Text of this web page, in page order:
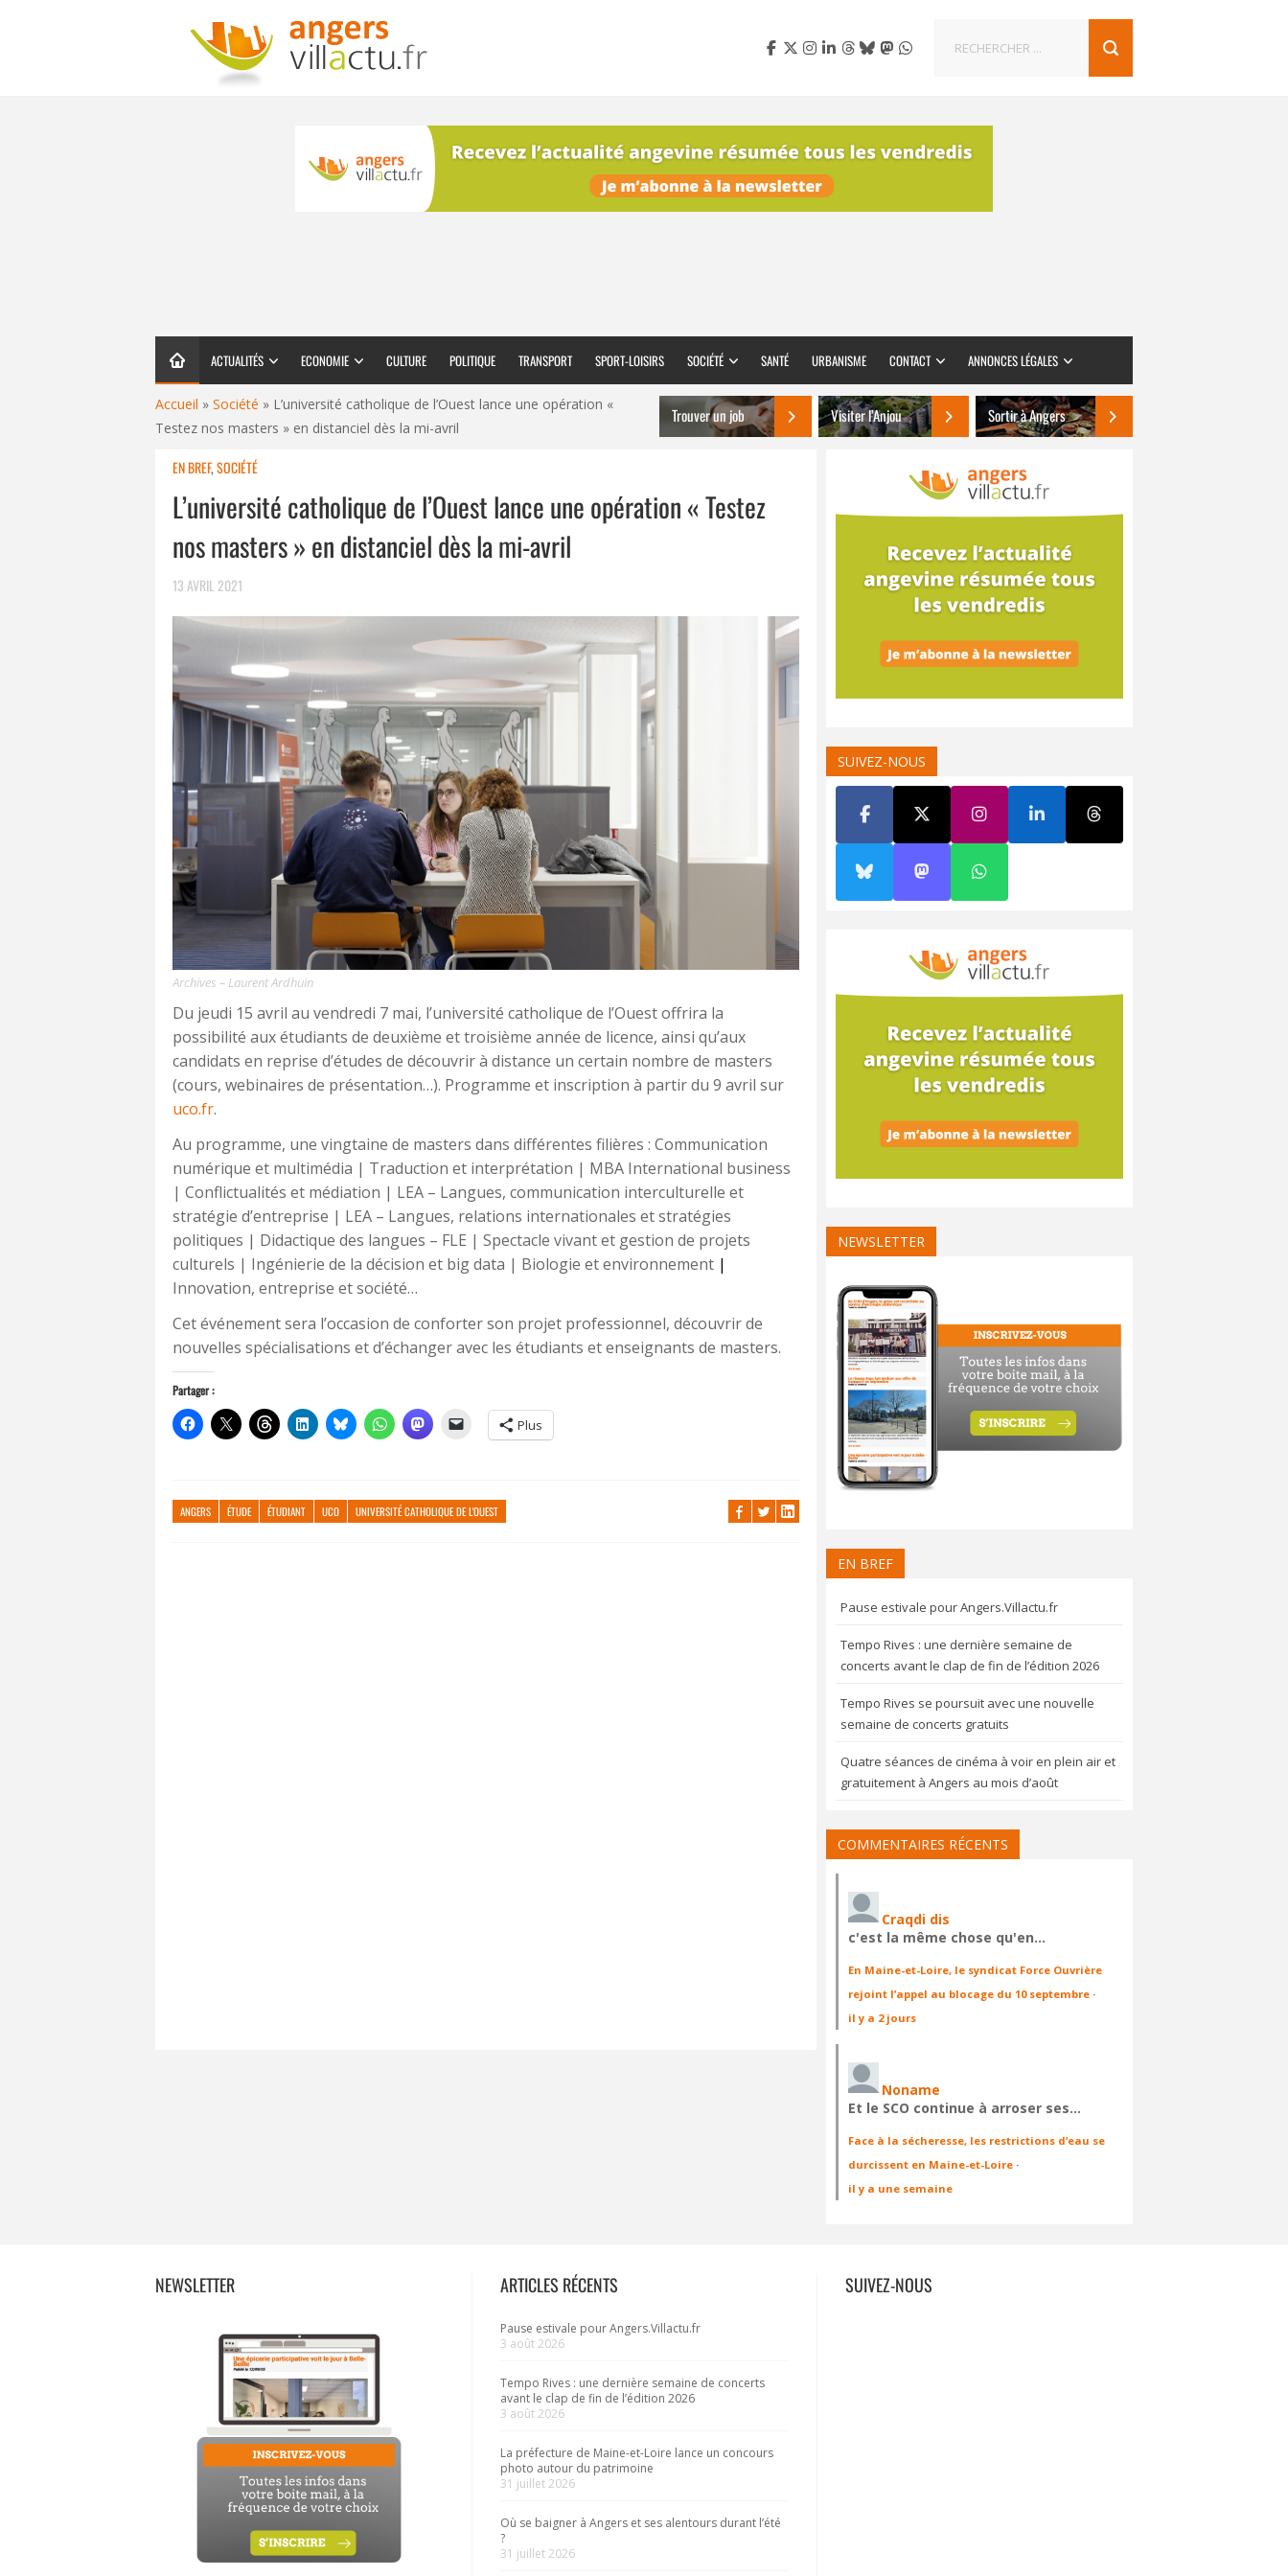
ACTUALITÉS ECONOMIE CULTURE POLITIQUE TRANSPORT SPORT-LOISIRS SOCIÉTÉ SANTÉ URBANISME CONTACT ANNONCES LÉGALES
Accueil » Société » L’université catholique de l’Ouest lance une opération «
Testez nos masters » en distanciel dès la mi-avril
Trouver un job Visiter l’Anjou Sortir à Angers
EN BREF,SOCIÉTÉ
L’université catholique de l’Ouest lance une opération « Testez
nos masters » en distanciel dès la mi-avril
13 AVRIL 2021
Archives – Laurent Ardhuin
Du jeudi 15 avril au vendredi 7 mai, l’université catholique de l’Ouest offrira la
possibilité aux étudiants de deuxième et troisième année de licence, ainsi qu’aux
candidats en reprise d’études de découvrir à distance un certain nombre de masters
(cours, webinaires de présentation…). Programme et inscription à partir du 9 avril sur
uco.fr.
Au programme, une vingtaine de masters dans différentes filières : Communication
numérique et multimédia | Traduction et interprétation | MBA International business
| Conflictualités et médiation | LEA – Langues, communication interculturelle et
stratégie d’entreprise | LEA – Langues, relations internationales et stratégies
politiques | Didactique des langues – FLE | Spectacle vivant et gestion de projets
culturels | Ingénierie de la décision et big data | Biologie et environnement |
Innovation, entreprise et société…
Cet événement sera l’occasion de conforter son projet professionnel, découvrir de
nouvelles spécialisations et d’échanger avec les étudiants et enseignants de masters.
Partager :
Plus
ANGERS ÉTUDE ÉTUDIANT UCO UNIVERSITÉ CATHOLIQUE DE L'OUEST
SUIVEZ-NOUS
NEWSLETTER
EN BREF
Pause estivale pour Angers.Villactu.fr
Tempo Rives : une dernière semaine de
concerts avant le clap de fin de l’édition 2026
Tempo Rives se poursuit avec une nouvelle
semaine de concerts gratuits
Quatre séances de cinéma à voir en plein air et
gratuitement à Angers au mois d’août
COMMENTAIRES RÉCENTS
Craqdi dis
c'est la même chose qu'en…
En Maine-et-Loire, le syndicat Force Ouvrière
rejoint l’appel au blocage du 10 septembre ·
il y a 2 jours
Noname
Et le SCO continue à arroser ses…
Face à la sécheresse, les restrictions d’eau se
durcissent en Maine-et-Loire ·
il y a une semaine
NEWSLETTER ARTICLES RÉCENTS
Pause estivale pour Angers.Villactu.fr
3 août 2026
Tempo Rives : une dernière semaine de concerts
avant le clap de fin de l’édition 2026
3 août 2026
La préfecture de Maine-et-Loire lance un concours
photo autour du patrimoine
31 juillet 2026
Où se baigner à Angers et ses alentours durant l’été
?
31 juillet 2026
SUIVEZ-NOUS